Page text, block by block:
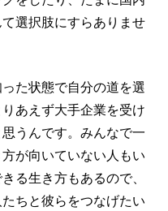
選択肢にすらありませ
た状態で自分の道を選
あえず大手企業を受け
うんです。みんなで一
が向いていない人もい
る生き方もあるので、
ちと彼らをつなげたい